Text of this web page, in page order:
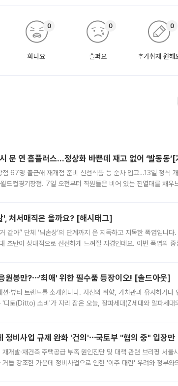
화나요
0
슬퍼요
0
추가취재 원해
0
문 연 홈플러스…정상화 바쁜데 재고 없어 ‘발동동’[
점 67명 출근해 재개점 준비 신선식품 등 순차 입고…13일 정식
드컵경기장점. 7일 오전부터 직원들은 비어 있는 진열대를 채우
', 처서매직은 올까요? [해시태그]
같아” 단체 ‘뇌손상’의 단계까지 온 지독하고 지독한 폭염입니
초반이 상대적으로 선선하게 느껴질 지경인데요. 이번 폭염의
원봉만?⋯'최애' 위한 필수품 등장이오! [솔드아웃]
션·뷰티 트렌드를 소개합니다. 자신의 취향, 가치관과 유사하거나
'디토(Ditto) 소비'가 자리 잡은 오늘, 잘파세대(Z세대와 알파세대
정비사업 규제 완화 '건의'⋯국토부 "협의 중" 입장
개발·재건축 주택공급 부족 원인진단 및 대책 관련 브리핑 서울
듭 강조한 가운데 정비사업으로 인한 '이주 대란' 우려와 정부와